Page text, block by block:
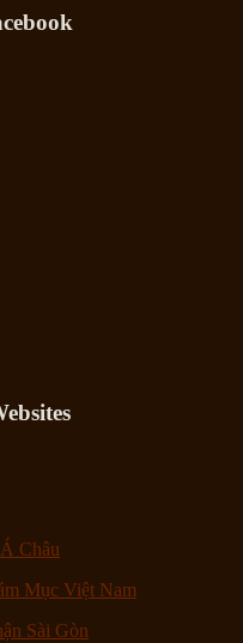
Châu
Mục Việt Nam
Sài Gòn